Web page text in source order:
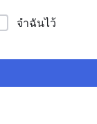
จำฉันไว้